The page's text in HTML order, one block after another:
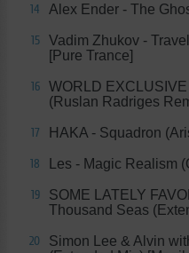
14 Alex Ender - The
15
Vadim Zhukov -
[Pure Trance]
16
WORLD
(Ruslan Radriges
17 HAKA - Squadron
18 Les - Magic Realism
19
SOME LATELY
Thousand Seas
20
Simon Lee & Alvin